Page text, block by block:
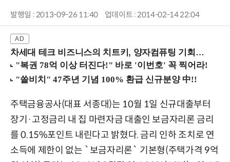
발행일 : 2013-09-26 11:40 업데이트 : 2014-02-14 22:04
차세대 테크 비즈니스의 치트키, 양자컴퓨팅 기회를 선점하라! (8/28 강남역)
주택금융공사(대표 서종대)는 10월 1일 신규대출부터
장기·고정금리 내 집 마련자금 대출인 보금자리론 금리
를 0.15%포인트 내린다고 밝혔다. 금리 인하 조치로 연
소득에 제한이 없는 `보금자리론` 기본형(주택가격 9억